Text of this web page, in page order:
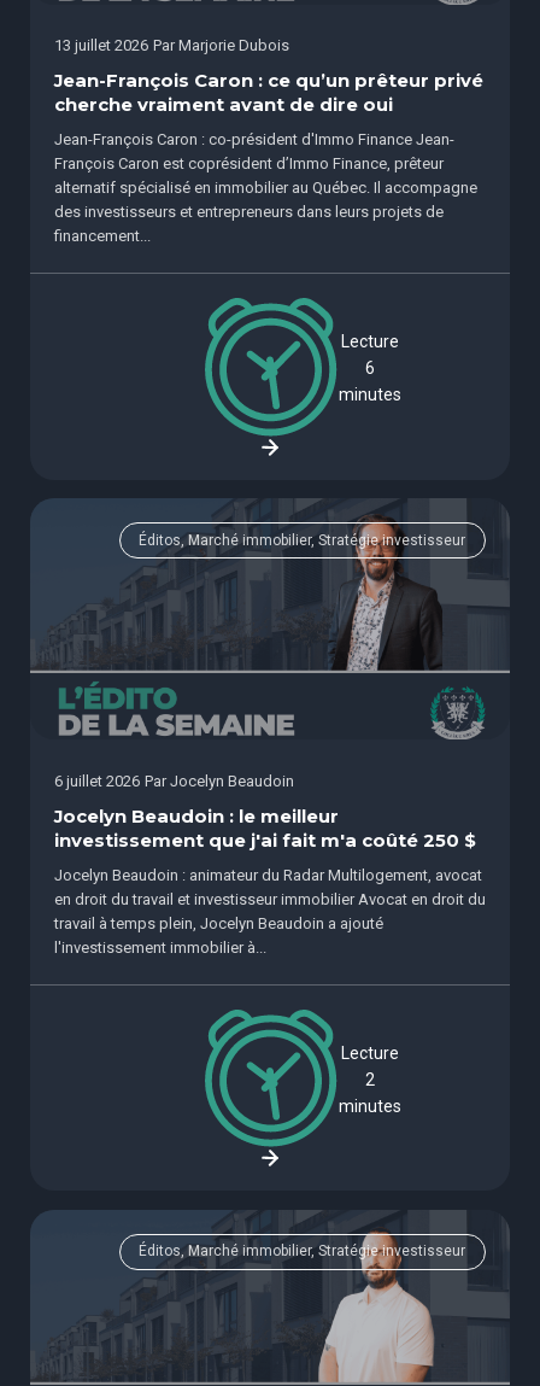
13 juillet 2026 Par Marjorie Dubois
Jean-François Caron : ce qu’un prêteur privé
cherche vraiment avant de dire oui
Jean-François Caron : co-président d'Immo Finance Jean-
François Caron est coprésident d’Immo Finance, prêteur
alternatif spécialisé en immobilier au Québec. Il accompagne
des investisseurs et entrepreneurs dans leurs projets de
financement...
Lecture
6
minutes
Éditos, Marché immobilier, Stratégie investisseur
6 juillet 2026 Par Jocelyn Beaudoin
Jocelyn Beaudoin : le meilleur
investissement que j'ai fait m'a coûté 250 $
Jocelyn Beaudoin : animateur du Radar Multilogement, avocat
en droit du travail et investisseur immobilier Avocat en droit du
travail à temps plein, Jocelyn Beaudoin a ajouté
l'investissement immobilier à...
Lecture
2
minutes
Éditos, Marché immobilier, Stratégie investisseur